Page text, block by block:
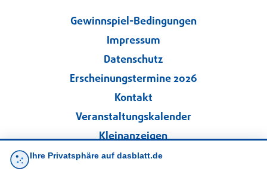
Gewinnspiel-Bedingungen
Impressum
Datenschutz
Erscheinungstermine 2026
Kontakt
Veranstaltungskalender
Kleinanzeigen
Ihre Privatsphäre auf dasblatt.de